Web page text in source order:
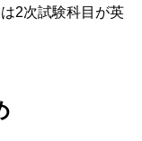
2次試験科目が英